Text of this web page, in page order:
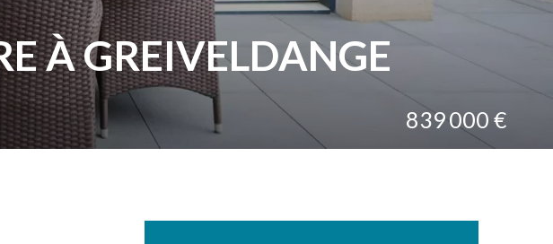
À GREIVELDANGE
839 000 €